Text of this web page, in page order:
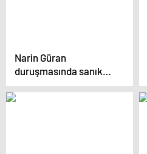
Narin Güran
duruşmasında sanık
sandalyesine çıkan
anneden ilk sözler